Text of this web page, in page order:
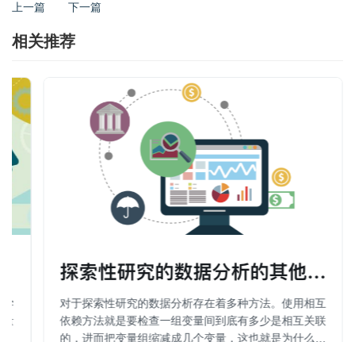
上一篇 下一篇
相关推荐
学
量
探索性研究的数据分析的其他方法（
对于探索性研究的数据分析存在着多种方法。使用相互
依赖方法就是要检查一组变量间到底有多少是相互关联
的，进而把变量组缩减成几个变量，这也就是为什么一